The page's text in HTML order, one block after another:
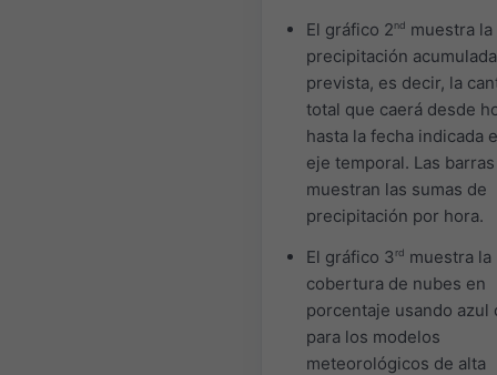
El gráfico 2nd muestra la
precipitación acumulada
prevista, es decir, la
total que caerá desde
hasta la fecha indicada
eje temporal. Las
muestran las sumas de
precipitación por hora.
El gráfico 3rd muestra la
cobertura de nubes en
porcentaje usando azul
para los modelos
meteorológicos de alta